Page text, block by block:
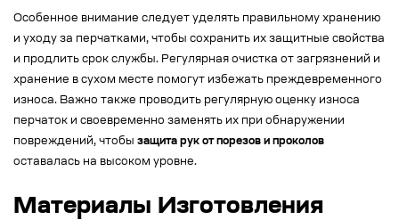
Особенное внимание следует уделять правильному хранению
и уходу за перчатками, чтобы сохранить их защитные свойства
и продлить срок службы. Регулярная очистка от загрязнений и
хранение в сухом месте помогут избежать преждевременного
износа. Важно также проводить регулярную оценку износа
перчаток и своевременно заменять их при обнаружении
повреждений, чтобы защита рук от порезов и проколов
оставалась на высоком уровне.
Материалы Изготовления